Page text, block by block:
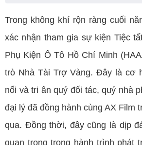
Trong không khí rộn ràng cuối
xác nhận tham gia sự kiện Tiệc
Phụ Kiện Ô Tô Hồ Chí Minh
trò Nhà Tài Trợ Vàng. Đây là cơ
nối và tri ân quý đối tác, quý nhà
đại lý đã đồng hành cùng AX Film
qua. Đồng thời, đây cũng là dịp
quan trọng trong hành trình phát